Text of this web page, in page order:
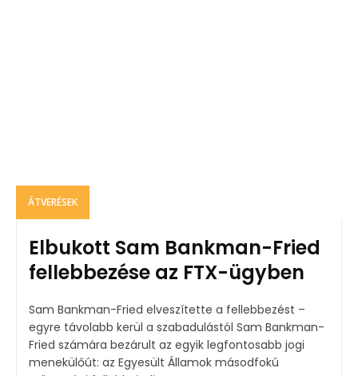
ÁTVERÉSEK
Elbukott Sam Bankman-Fried
fellebbezése az FTX-ügyben
Sam Bankman-Fried elveszítette a fellebbezést –
egyre távolabb kerül a szabadulástól Sam Bankman-
Fried számára bezárult az egyik legfontosabb jogi
menekülőút: az Egyesült Államok másodfokú